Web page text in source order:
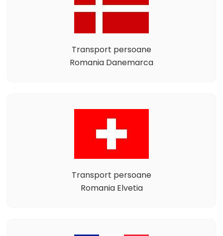
Transport persoane
Romania Danemarca
Transport persoane
Romania Elvetia